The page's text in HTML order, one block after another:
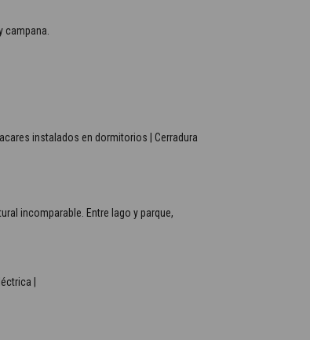
instalados en dormitorios | Cerradura
incomparable. Entre lago y parque,
|